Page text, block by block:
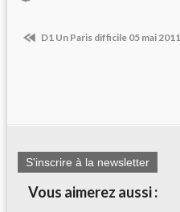
D1 Un Paris difficile 05 mai 2011
S'inscrire à la newsletter
Vous aimerez aussi :